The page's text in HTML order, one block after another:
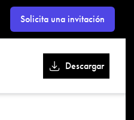
Solicita una invitación
Descargar